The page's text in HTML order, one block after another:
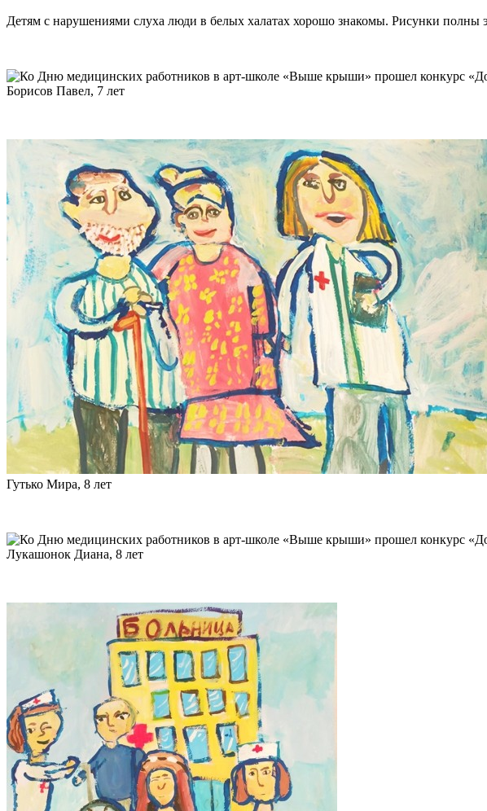
Детям с нарушениями слуха люди в белых халатах хорошо знакомы. Рисунки
Борисов Павел, 7 лет
Гутько Мира, 8 лет
Лукашонок Диана, 8 лет